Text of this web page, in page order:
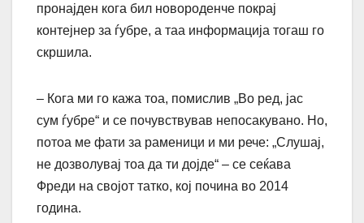
пронајден кога бил новороденче покрај
контејнер за ѓубре, а таа информација тогаш го
скршила.
– Кога ми го кажа тоа, помислив „Во ред, јас
сум ѓубре“ и се почувствував непосакувано. Но,
потоа ме фати за раменици и ми рече: „Слушај,
не дозволувај тоа да ти дојде“ – се сеќава
Фреди на својот татко, кој почина во 2014
година.